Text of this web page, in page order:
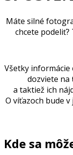
Máte silné
chcete podeliť?
Všetky
dozviete na
a taktiež ich
O víťazoch bude
Kde sa